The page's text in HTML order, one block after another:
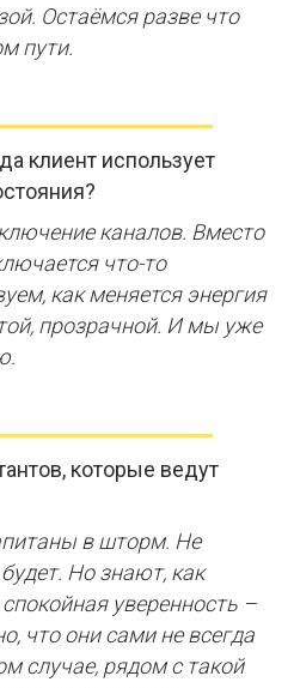
Остаёмся разве что
пути.
клиент использует
каналов. Вместо
что-то
как меняется энергия
прозрачной. И мы уже
которые ведут
в шторм. Не
Но знают, как
уверенность –
что они сами не всегда
случае, рядом с такой